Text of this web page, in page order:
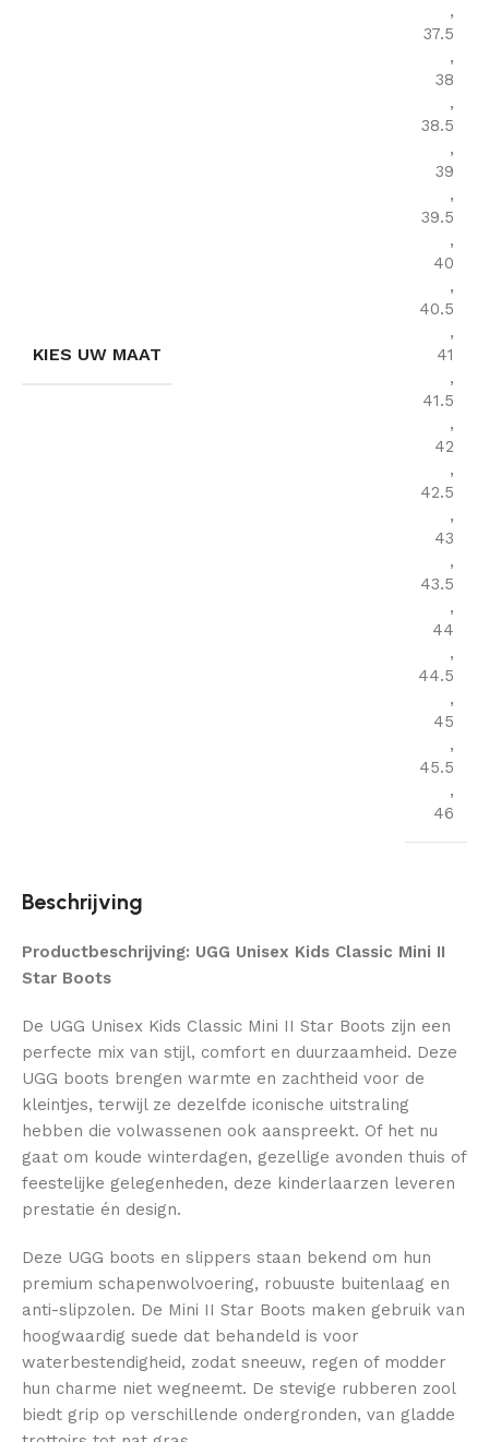
KIES UW MAAT
,
37.5
,
38
,
38.5
,
39
,
39.5
,
40
,
40.5
,
41
,
41.5
,
42
,
42.5
,
43
,
43.5
,
44
,
44.5
,
45
,
45.5
,
46
Beschrijving
Productbeschrijving: UGG Unisex Kids Classic Mini II
Star Boots
De UGG Unisex Kids Classic Mini II Star Boots zijn een
perfecte mix van stijl, comfort en duurzaamheid. Deze
UGG boots brengen warmte en zachtheid voor de
kleintjes, terwijl ze dezelfde iconische uitstraling
hebben die volwassenen ook aanspreekt. Of het nu
gaat om koude winterdagen, gezellige avonden thuis of
feestelijke gelegenheden, deze kinderlaarzen leveren
prestatie én design.
Deze UGG boots en slippers staan bekend om hun
premium schapenwolvoering, robuuste buitenlaag en
anti-slipzolen. De Mini II Star Boots maken gebruik van
hoogwaardig suede dat behandeld is voor
waterbestendigheid, zodat sneeuw, regen of modder
hun charme niet wegneemt. De stevige rubberen zool
biedt grip op verschillende ondergronden, van gladde